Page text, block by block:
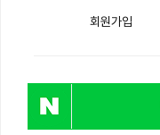
회원가입